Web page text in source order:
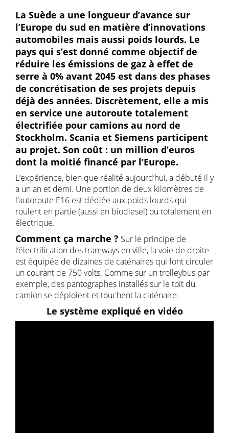
La Suède a une longueur d’avance sur
l’Europe du sud en matière d’innovations
automobiles mais aussi poids lourds. Le
pays qui s’est donné comme objectif de
réduire les émissions de gaz à effet de
serre à 0% avant 2045 est dans des phases
de concrétisation de ses projets depuis
déjà des années. Discrètement, elle a mis
en service une autoroute totalement
électrifiée pour camions au nord de
Stockholm. Scania et Siemens participent
au projet. Son coût : un million d’euros
dont la moitié financé par l’Europe.
L’expérience, bien que réalité aujourd’hui, a débuté il y
a un an et demi. Une portion de deux kilomètres de
l’autoroute E16 est dédiée aux poids lourds qui
roulent en partie (aussi en biodiesel) ou totalement en
électrique.
Comment ça marche ? Sur le principe de
l’électrification des tramways en ville, la voie de droite
est équipée de dizaines de caténaires qui font circuler
un courant de 750 volts. Comme sur un trolleybus par
exemple, des pantographes installés sur le toit du
camion se déploient et touchent la caténaire.
Le système expliqué en vidéo